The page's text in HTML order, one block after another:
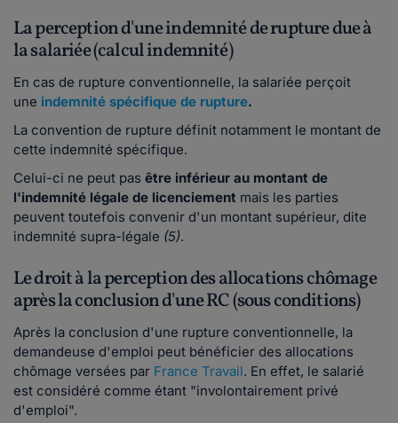
La perception d'une indemnité de rupture due à
la salariée (calcul indemnité)
En cas de rupture conventionnelle, la salariée perçoit
une indemnité spécifique de rupture.
La convention de rupture définit notamment le montant de
cette indemnité spécifique.
Celui-ci ne peut pas être inférieur au montant de
l'indemnité légale de licenciement mais les parties
peuvent toutefois convenir d'un montant supérieur, dite
indemnité supra-légale (5).
Le droit à la perception des allocations chômage
après la conclusion d'une RC (sous conditions)
Après la conclusion d'une rupture conventionnelle, la
demandeuse d'emploi peut bénéficier des allocations
chômage versées par France Travail.​ En effet, le salarié
est considéré comme étant "involontairement privé
d'emploi".